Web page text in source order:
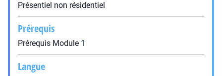
Présentiel non résidentiel
Prérequis
Prérequis Module 1
Langue